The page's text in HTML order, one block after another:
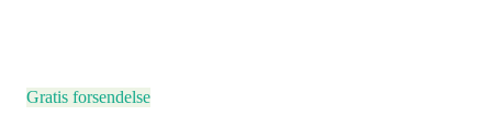
Gratis forsendelse